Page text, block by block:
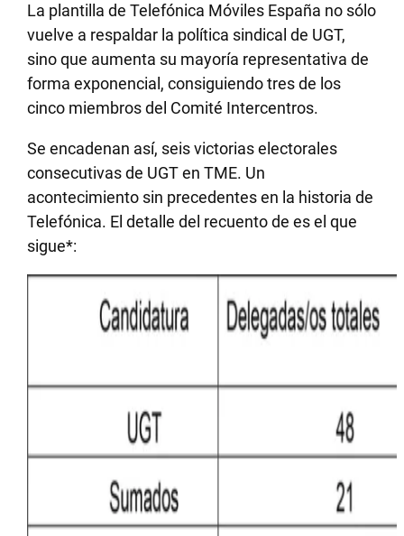
La plantilla de Telefónica Móviles España no sólo
vuelve a respaldar la política sindical de UGT,
sino que aumenta su mayoría representativa de
forma exponencial, consiguiendo tres de los
cinco miembros del Comité Intercentros.
Se encadenan así, seis victorias electorales
consecutivas de UGT en TME. Un
acontecimiento sin precedentes en la historia de
Telefónica. El detalle del recuento de es el que
sigue*: